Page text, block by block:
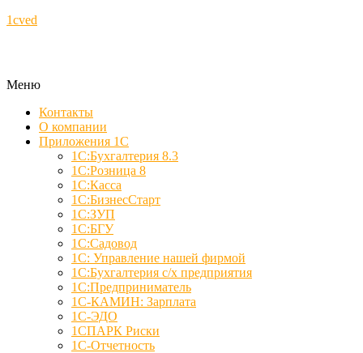
1cved
Меню
Контакты
О компании
Приложения 1С
1С:Бухгалтерия 8.3
1С:Розница 8
1С:Касса
1С:БизнесСтарт
1С:ЗУП
1С:БГУ
1С:Садовод
1С: Управление нашей фирмой
1С:Бухгалтерия с/х предприятия
1С:Предприниматель
1С-КАМИН: Зарплата
1С-ЭДО
1СПАРК Риски
1С-Отчетность